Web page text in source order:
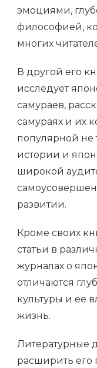
эмоциями,
философией,
многих
В другой его
исследует
самураев,
самураях и их
популярной не
истории и
широкой
развитии.
Кроме своих
статьи в
журналах о
отличаются
культуры и ее
жизнь.
Литературные
расширить его